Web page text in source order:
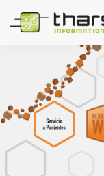
PRODUCTOS DISTRIBUIDOS
NOTICIAS
SOPORTE
TRABAJAR EN THARSIS